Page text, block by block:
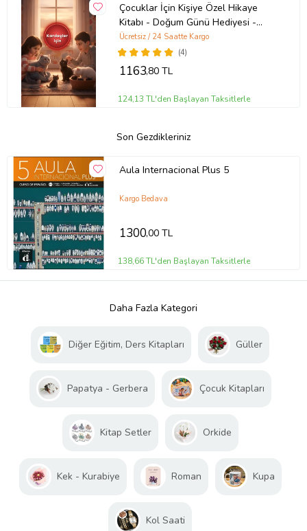
Çocuklar İçin Kişiye Özel Hikaye
Kitabı - Doğum Günü Hediyesi -
Okuma Hediyesi
(4)
Ücretsiz / 24 Saatte Kargo
1163,80 TL
124,13 TL'den Başlayan Taksitlerle
Son Gezdikleriniz
Aula Internacional Plus 5
Kargo Bedava
1300,00 TL
138,66 TL'den Başlayan Taksitlerle
Daha Fazla Kategori
Diğer Eğitim, Ders Kitapları Güller
Papatya - Gerbera Çocuk Kitapları
Kitap Setler Orkide
Kek - Kurabiye Roman Kupa
Kol Saati